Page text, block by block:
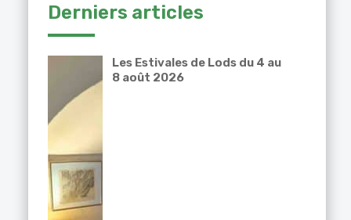
Derniers articles
Les Estivales de Lods du 4 au
8 août 2026